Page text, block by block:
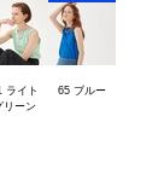
ライト
65 ブルー